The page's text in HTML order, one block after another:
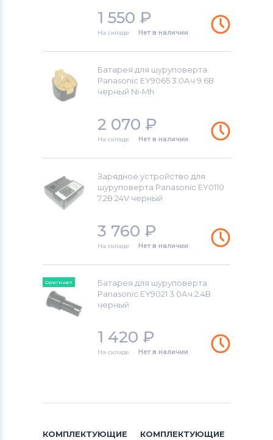
Makita
Аккумуляторы для шуруповертов
Senco
Аккумуляторы для шуруповертов
Аккумуляторы для шуруповертов
Универсальный
1 550 ₽
На складе Нет в наличии
Батарея для шуруповерта
Panasonic EY9065 3.0Ач 9.6В
черный Ni-Mh
2 070 ₽
На складе Нет в наличии
Зарядное устройство для
шуруповерта Panasonic EY0110
7.2В 24V черный
3 760 ₽
На складе Нет в наличии
Оригинал
Батарея для шуруповерта
Panasonic EY9021 3.0Ач 2.4В
черный
1 420 ₽
На складе Нет в наличии
КОМПЛЕКТУЮЩИЕ
КОМПЛЕКТУЮЩИЕ